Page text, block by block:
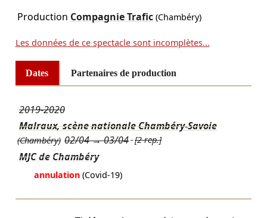
Production Compagnie Trafic(Chambéry)
Les données de ce spectacle sont incomplètes...
Dates Partenaires de production
2019-2020
Malraux, scène nationale Chambéry-Savoie
(Chambéry) 02/04→03/04 [2 rep.]
MJC de Chambéry
annulation (Covid-19)